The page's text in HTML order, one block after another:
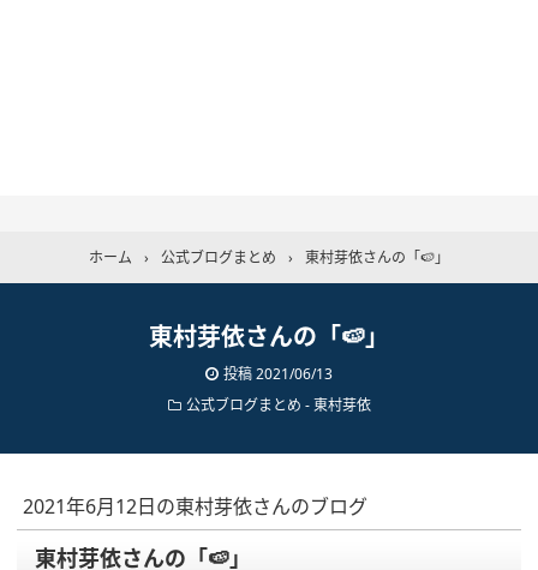
ホーム › 公式ブログまとめ › 東村芽依さんの「🍉」
東村芽依さんの「🍉」
投稿2021/06/13
公式ブログまとめ -東村芽依
2021年6月12日の東村芽依さんのブログ
東村芽依さんの「🍉」